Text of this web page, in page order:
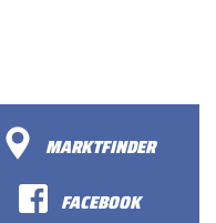
MARKTFINDER
FACEBOOK